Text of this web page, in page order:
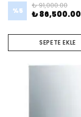
%5
₺ 91,000.00
₺ 86,500.00
SEPETE EKLE